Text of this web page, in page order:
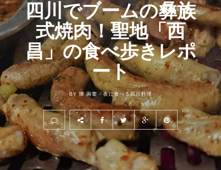
四川でブームの彝族
式焼肉！聖地「西
昌」の食べ歩きレポ
ート
BY 陳 琬蓥 - 夜に食べる四川料理